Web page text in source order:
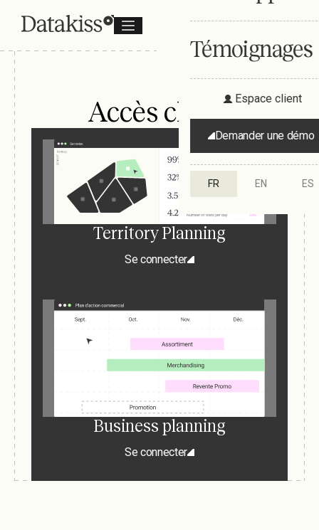
Témoignages
Espace client
Demander une démo
FR EN ES
Accès client
Territory Planning
Se connecter
Business planning
Se connecter